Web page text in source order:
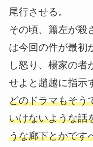
尾行させる。
その頃、簫左が殺
は今回の件が最初
し怒り、楊家の者
せよと趙越に指示
どのドラマもそう
いけないような話
うな廊下とかです